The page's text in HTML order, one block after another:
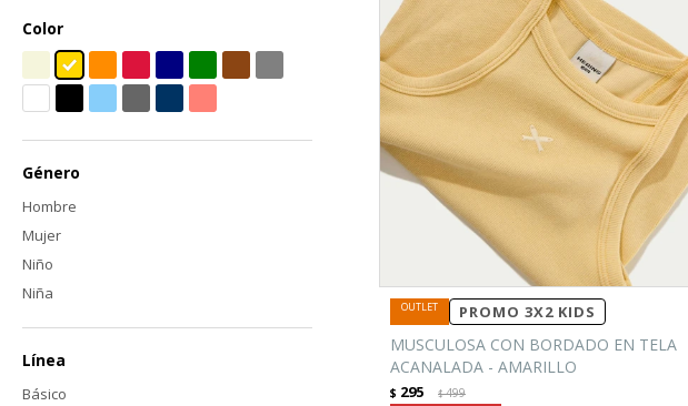
PROMO 3X2 KIDS
MUSCULOSA CON BORDADO EN TELA
ACANALADA - AMARILLO
$ 295 $499
Color
Género
Hombre
Mujer
Niño
Niña
Línea
Básico